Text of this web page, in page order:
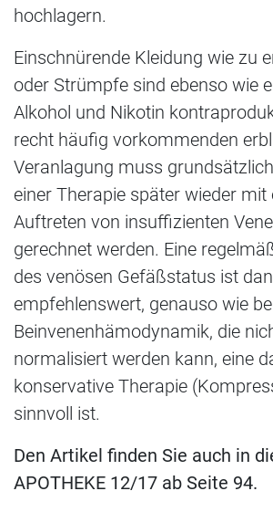
hochlagern.
Einschnürende Kleidung wie zu
oder Strümpfe sind ebenso wie
Alkohol und Nikotin
recht häufig vorkommenden
Veranlagung muss
einer Therapie später wieder mit
Auftreten von insuffizienten
gerechnet werden. Eine
des venösen Gefäßstatus ist
empfehlenswert, genauso wie
Beinvenenhämodynamik, die
normalisiert werden kann, eine
konservative Therapie
sinnvoll ist.
Den Artikel finden Sie auch in
APOTHEKE 12/17 ab Seite 94.